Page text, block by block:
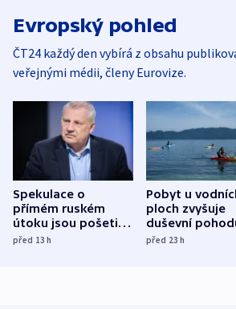
Evropský pohled
ČT24 každý den vybírá z obsahu
veřejnými médii, členy Eurovize.
Spekulace o
přímém ruském
útoku jsou pošetilé,
míní estonský
před 13h
Pobyt u
ploch zvyšuje
duševní
ukázala
před 23h